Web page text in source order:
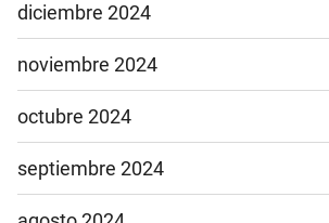
diciembre 2024
noviembre 2024
octubre 2024
septiembre 2024